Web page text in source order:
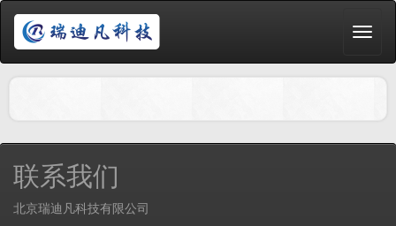
联系我们
北京瑞迪凡科技有限公司